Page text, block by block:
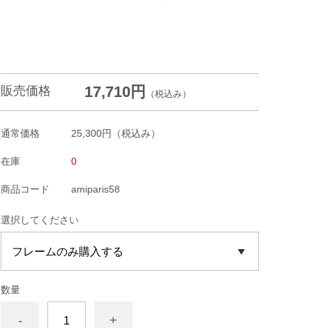
販売価格 17,710円 （税込み）
通常価格 25,300円 （税込み）
在庫 0
商品コード amiparis58
選択してください
数量
- +